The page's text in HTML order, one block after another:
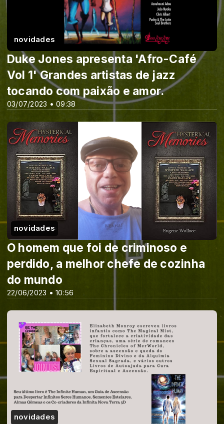
novidades
03/07/2023 • 09:38
Duke Jones apresenta 'Afro-Café
Vol 1' Grandes artistas de jazz
tocando com paixão e amor.
novidades
22/06/2023 • 10:56
O homem que foi de criminoso e
perdido, a melhor chefe de cozinha
do mundo
novidades